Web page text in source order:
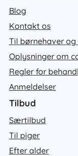
Blog
Kontakt os
Til børnehaver
Oplysninger om
Regler for
Anmeldelser
Tilbud
Særtilbud
Til piger
Efter alder